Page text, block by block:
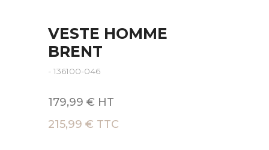
VESTE HOMME
BRENT
- 136100-046
179,99 € HT
215,99 € TTC